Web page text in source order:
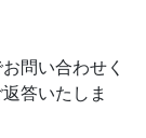
問い合わせく
答いたしま